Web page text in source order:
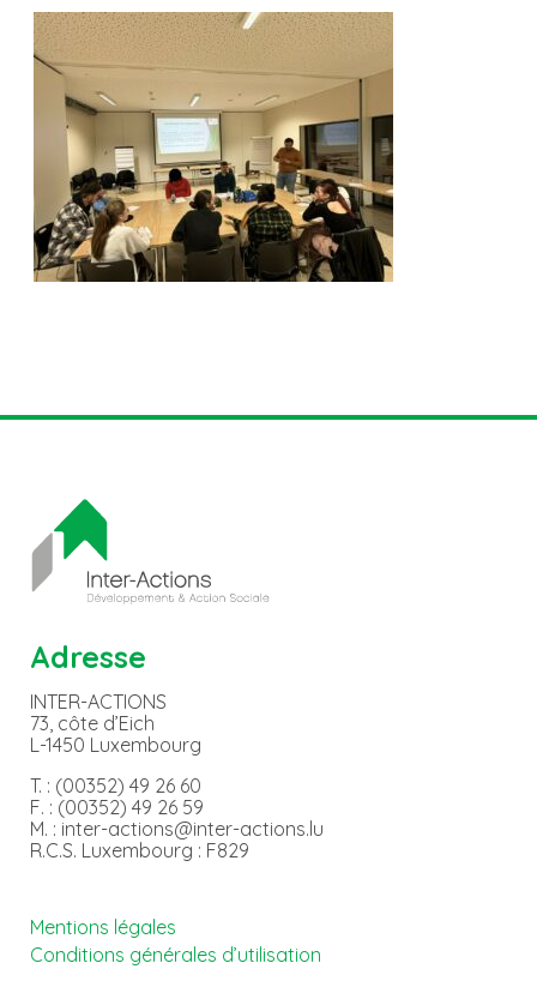
Adresse
INTER-ACTIONS
73, côte d’Eich
L-1450 Luxembourg
T. : (00352) 49 26 60
F. : (00352) 49 26 59
M. : inter-actions@inter-actions.lu
R.C.S. Luxembourg : F829
Mentions légales
Conditions générales d’utilisation